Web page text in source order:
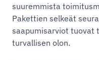
suuremmista
Pakettien selkeät
saapumisarviot tuovat
turvallisen olon.